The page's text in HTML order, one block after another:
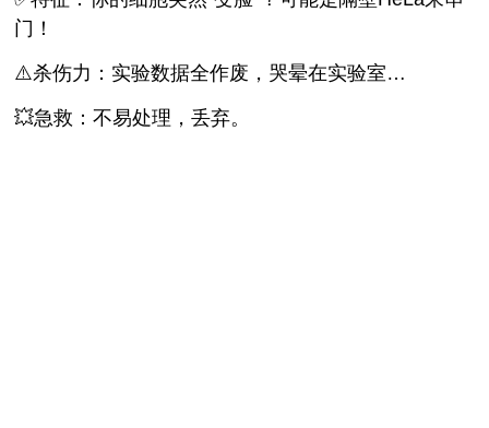
门！
⚠️杀伤力：实验数据全作废，哭晕在实验室…
💥急救：不易处理，丢弃。